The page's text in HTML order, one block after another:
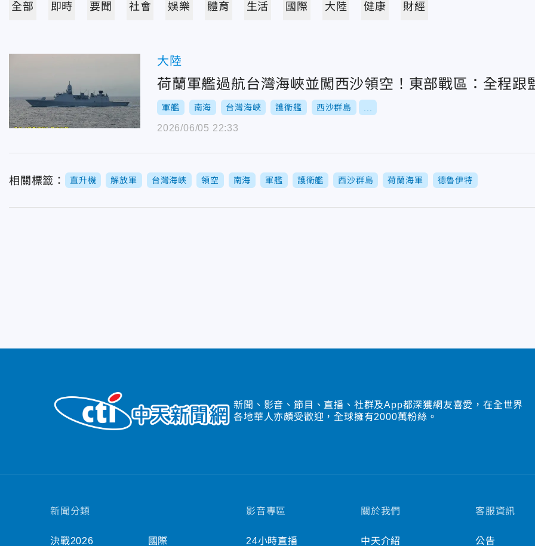
全部 即時 要聞 社會 娛樂 體育 生活 國際 大陸 健康 財經
大陸
荷蘭軍艦過航台灣海峽並闖西沙領空！東部戰區：全程跟
軍艦 南海 台灣海峽 護衛艦 西沙群島
2026/06/05 22:33
相關標籤： 直升機 解放軍 台灣海峽 領空 南海 軍艦 護衛艦 西沙群島 荷蘭海軍 德魯伊特
新聞、影音、節目、直播、社群及App都深獲網友喜愛，在全世界
各地華人亦頗受歡迎，全球擁有2000萬粉絲。
新聞分類
決戰2026 國際
影音專區
24小時直播
關於我們
中天介紹
客服資訊
公告